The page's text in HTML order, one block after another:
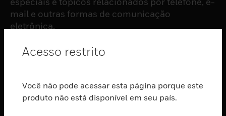
mail e outras formas de comunicação
eletrônica.
ASSINAR
PRODUTOS
Acesso restrito
Você não pode acessar esta página porque este
produto não está disponível em seu país.